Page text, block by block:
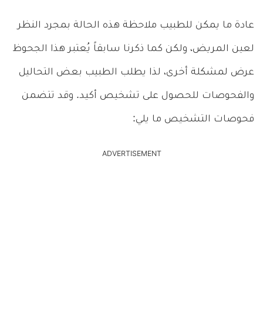
عادة ما يمكن للطبيب ملاحظة هذه الحالة بمجرد النظر
لعين المريض، ولكن كما ذكرنا سابقاً يُعتبر هذا الجحوظ
عرض لمشكلة أخرى، لذا يطلب الطبيب بعض التحاليل
والفحوصات للحصول على تشخيص أكيد. وقد تتضمن
فحوصات التشخيص ما يلي:
ADVERTISEMENT